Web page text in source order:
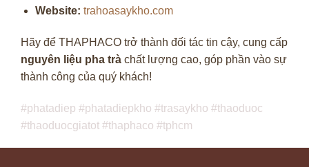
Website: trahoasaykho.com
Hãy để THAPHACO trở thành đối tác tin cậy, cung cấp
nguyên liệu pha trà chất lượng cao, góp phần vào sự
thành công của quý khách!
#phatadiep #phatadiepkho #trasaykho #thaoduoc
#thaoduocgiatot #thaphaco #tphcm